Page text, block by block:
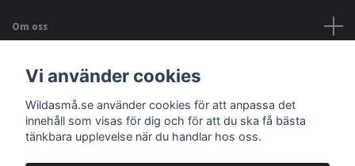
Om oss
Kundtjänst
Sociala medier
Vi använder cookies
Wildasmå.se använder cookies för att anpassa det
innehåll som visas för dig och för att du ska få bästa
tänkbara upplevelse när du handlar hos oss.